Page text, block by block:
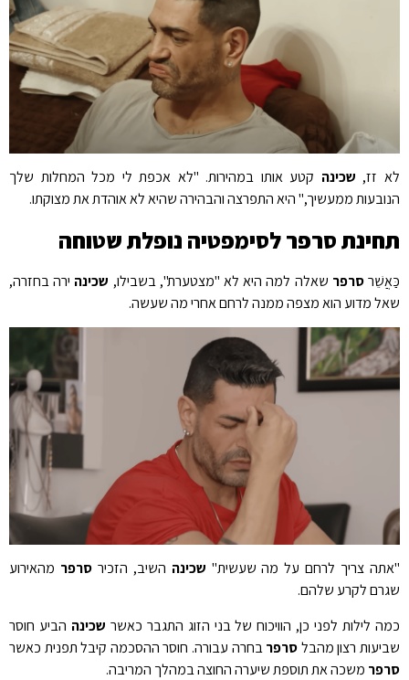
זז,שכינהקטע אותו במהירות. "לא אכפת לי מכל המחלות שלך
ממעשיך," היא התפרצה והבהירה שהיא לא אוהדת את מצוקתו.
סרפר לסימפטיה נופלת שטוחה
סרפרשאלה למה היא לא "מצטערת", בשבילו,שכינהירה בחזרה,
מדוע הוא מצפה ממנה לרחם אחרי מה שעשה.
צריך לרחם על מה שעשית"שכינההשיב, הזכירסרפרמהאירוע
לקרע שלהם.
לילות לפני כן, הוויכוח של בני הזוג התגבר כאשרשכינההביע חוסר
רצון מהבלסרפרבחרה עבורה. חוסר ההסכמה קיבל תפנית כאשר
משכה את תוספת שיערה החוצה במהלך המריבה.